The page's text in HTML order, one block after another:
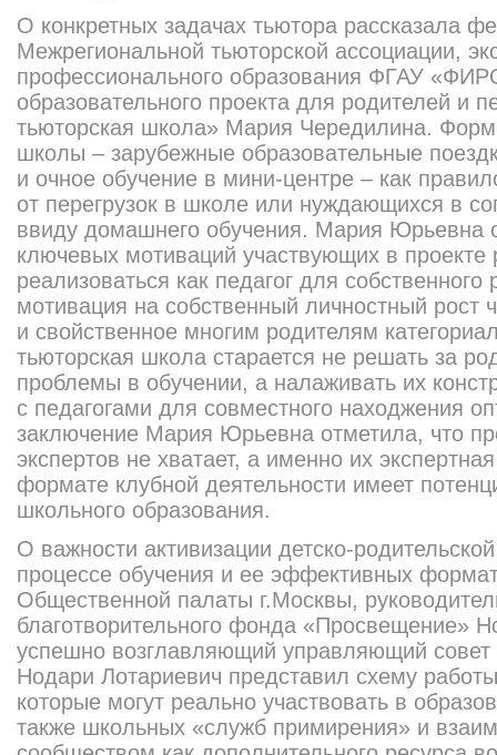
О конкретных задачах тьютора рассказала
Межрегиональной тьюторской ассоциации,
профессионального образования ФГАУ
образовательного проекта для родителей и
тьюторская школа» Мария Чередилина.
школы – зарубежные образовательные
и очное обучение в мини-центре – как
от перегрузок в школе или нуждающихся в
ввиду домашнего обучения. Мария Юрьевна
ключевых мотиваций участвующих в проекте
реализоваться как педагог для собственного
мотивация на собственный личностный рост
и свойственное многим родителям
тьюторская школа старается не решать за
проблемы в обучении, а налаживать их
с педагогами для совместного находжения
заключение Мария Юрьевна отметила, что
экспертов не хватает, а именно их
формате клубной деятельности имеет
школьного образования.
О важности активизации детско-
процессе обучения и ее эффективных
Общественной палаты г.Москвы,
благотворительного фонда «Просвещение»
успешно возглавляющий управляющий совет
Нодари Лотариевич представил схему
которые могут реально участвовать в
также школьных «служб примирения» и